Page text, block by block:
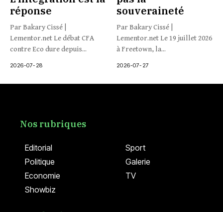
réponse
Par Bakary Cissé |
Lementor.net Le débat CFA
contre Eco dure depuis...
2026-07-28
souveraineté
Par Bakary Cissé |
Lementor.net Le 19 juillet 2026
à Freetown, la...
2026-07-27
Editorial
Politique
Economie
Showbiz
Sport
Galerie
TV
Nos rubriques